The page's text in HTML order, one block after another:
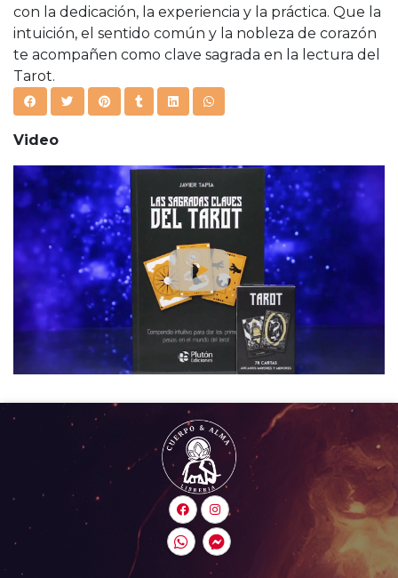
con la dedicación, la experiencia y la práctica. Que la
intuición, el sentido común y la nobleza de corazón
te acompañen como clave sagrada en la lectura del
Tarot.
Video